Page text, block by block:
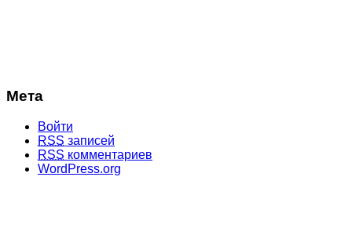
Мета
Войти
RSS записей
RSS комментариев
WordPress.org